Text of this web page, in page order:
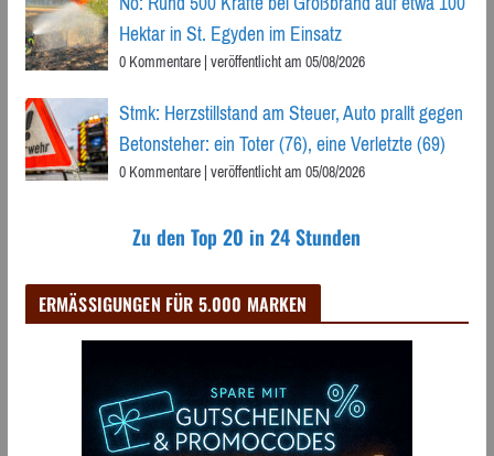
Hektar in St. Egyden im Einsatz
0 Kommentare|veröffentlicht am 05/08/2026
Stmk: Herzstillstand am Steuer, Auto prallt gegen
Betonsteher: ein Toter (76), eine Verletzte (69)
0 Kommentare|veröffentlicht am 05/08/2026
Zu den Top 20 in 24 Stunden
ERMÄSSIGUNGEN FÜR 5.000 MARKEN